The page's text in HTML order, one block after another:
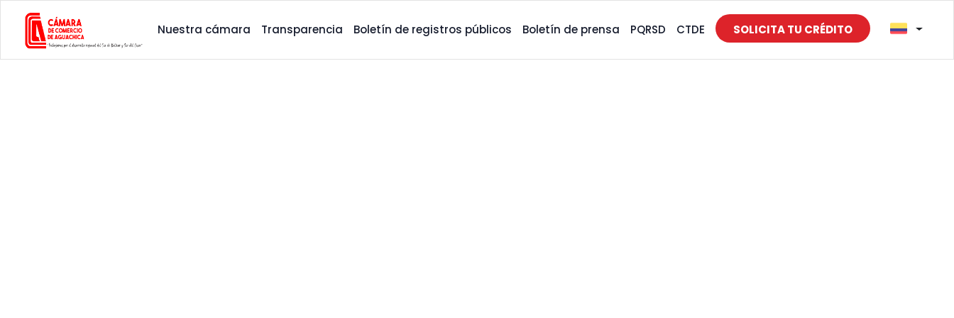
Nuestra cámara Transparencia Boletín de registros públicos Boletín de prensa PQRSD CTDE SOLICITA TU CRÉDITO